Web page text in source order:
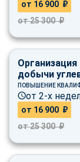
от 16 900 ₽
от 25 300 ₽
добычи
ПОВЫШЕНИЕ
от 2-х
от 16 900 ₽
от 25 300 ₽
online
Свяжитесь с
Telegram